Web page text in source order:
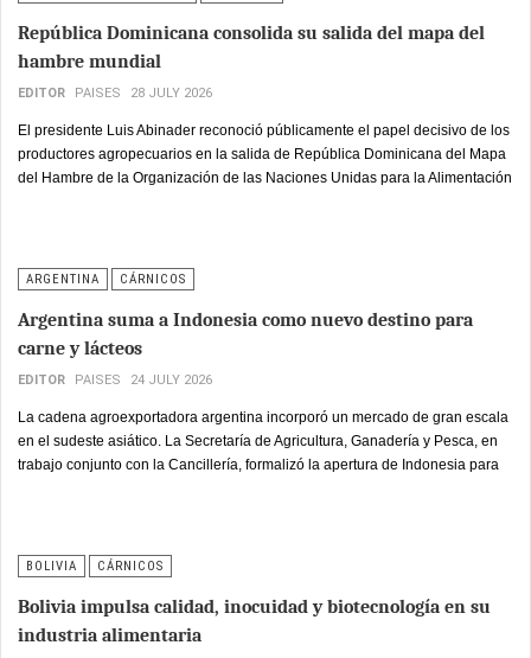
República Dominicana consolida su salida del mapa del
hambre mundial
EDITOR PAISES 28 JULY 2026
El presidente Luis Abinader reconoció públicamente el papel decisivo de los
productores agropecuarios en la salida de República Dominicana del Mapa
del Hambre de la Organización de las Naciones Unidas para la Alimentación
ARGENTINA CÁRNICOS
Argentina suma a Indonesia como nuevo destino para
carne y lácteos
EDITOR PAISES 24 JULY 2026
La cadena agroexportadora argentina incorporó un mercado de gran escala
en el sudeste asiático. La Secretaría de Agricultura, Ganadería y Pesca, en
trabajo conjunto con la Cancillería, formalizó la apertura de Indonesia para
Ganadería y Sanidad Animal (DGLAHS) de ese país.
BOLIVIA CÁRNICOS
Bolivia impulsa calidad, inocuidad y biotecnología en su
industria alimentaria